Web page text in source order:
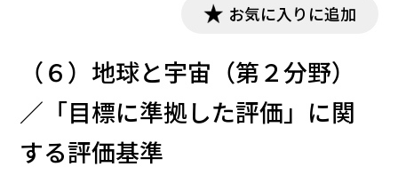
お気に入りに追加
（６）地球と宇宙（第２分野）
／「目標に準拠した評価」に関
する評価基準